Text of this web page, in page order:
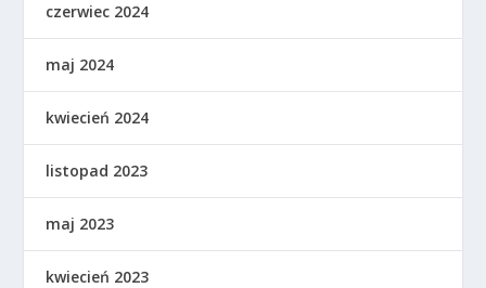
czerwiec 2024
maj 2024
kwiecień 2024
listopad 2023
maj 2023
kwiecień 2023